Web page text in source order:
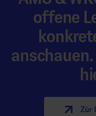
offene
Zür